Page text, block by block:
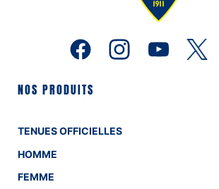
NOS PRODUITS
TENUES OFFICIELLES
HOMME
FEMME